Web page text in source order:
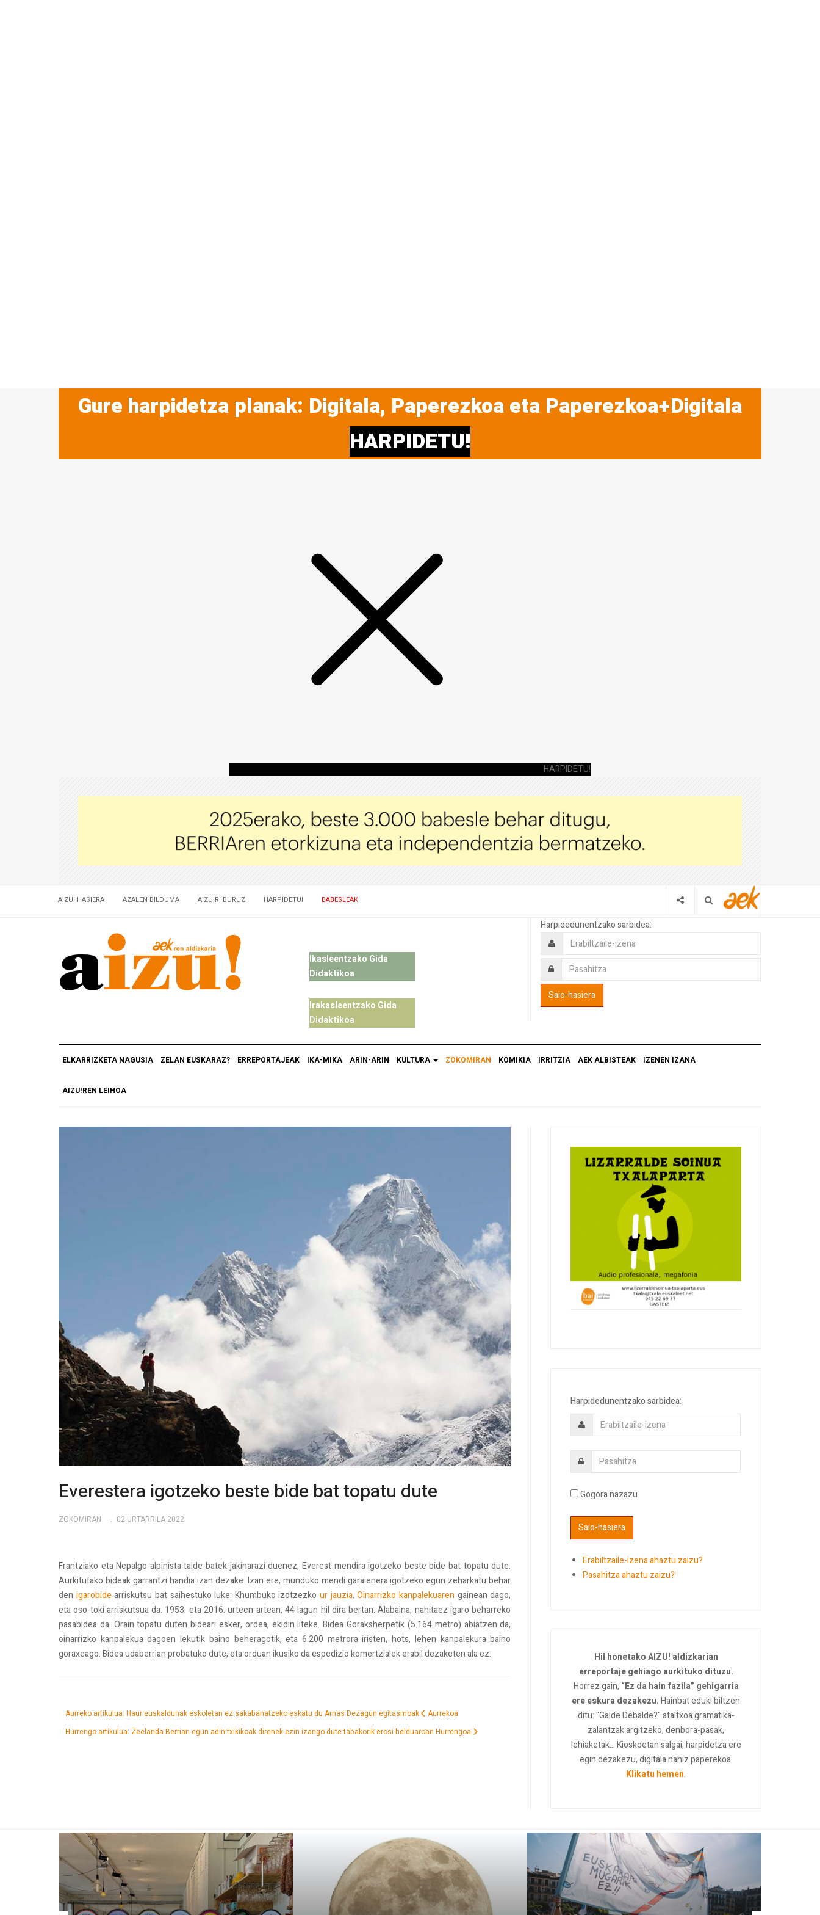
Gure harpidetza planak: Digitala, Paperezkoa eta Paperezkoa+Digitala
HARPIDETU!
HARPIDETU!
AIZU! HASIERA AZALEN BILDUMA AIZU!RI BURUZ HARPIDETU! BABESLEAK
Ikasleentzako Gida
Didaktikoa
Irakasleentzako Gida
Didaktikoa
Harpidedunentzako sarbidea:
ELKARRIZKETA NAGUSIA ZELAN EUSKARAZ? ERREPORTAJEAK IKA-MIKA ARIN-ARIN KULTURA ZOKOMIRAN KOMIKIA IRRITZIA AEK ALBISTEAK IZENEN IZANA
AIZU!REN LEIHOA
Everestera igotzeko beste bide bat topatu dute
ZOKOMIRAN 02 URTARRILA 2022
Frantziako eta Nepalgo alpinista talde batek jakinarazi duenez, Everest mendira igotzeko beste bide bat topatu dute.
Aurkitutako bideak garrantzi handia izan dezake. Izan ere, munduko mendi garaienera igotzeko egun zeharkatu behar
den igarobide arriskutsu bat saihestuko luke: Khumbuko izotzezkour jauzia.Oinarrizko kanpalekuaren gainean dago,
eta oso toki arriskutsua da. 1953. eta 2016. urteen artean, 44 lagun hil dira bertan. Alabaina, nahitaez igaro beharreko
pasabidea da. Orain topatu duten bideari esker, ordea, ekidin liteke. Bidea Goraksherpetik (5.164 metro) abiatzen da,
oinarrizko kanpalekua dagoen lekutik baino beheragotik, eta 6.200 metrora iristen, hots, lehen kanpalekura baino
goraxeago. Bidea udaberrian probatuko dute, eta orduan ikusiko da espedizio komertzialek erabil dezaketen ala ez.
Aurreko artikulua: Haur euskaldunak eskoletan ez sakabanatzeko eskatu du Arnas Dezagun egitasmoak
Aurrekoa
Hurrengo artikulua: Zeelanda Berrian egun adin txikikoak direnek ezin izango dute tabakorik erosi helduaroan Hurrengoa
Harpidedunentzako sarbidea:
Gogora nazazu
Erabiltzaile-izena ahaztu zaizu?
Pasahitza ahaztu zaizu?
Hil honetako AIZU! aldizkarian
erreportaje gehiago aurkituko dituzu.
Horrez gain, “Ez da hain fazila” gehigarria
ere eskura dezakezu.Hainbat eduki biltzen
ditu: "Galde Debalde?" ataltxoa gramatika-
zalantzak argitzeko, denbora-pasak,
lehiaketak... Kioskoetan salgai, harpidetza ere
egin dezakezu, digitala nahiz paperekoa.
Klikatu hemen.